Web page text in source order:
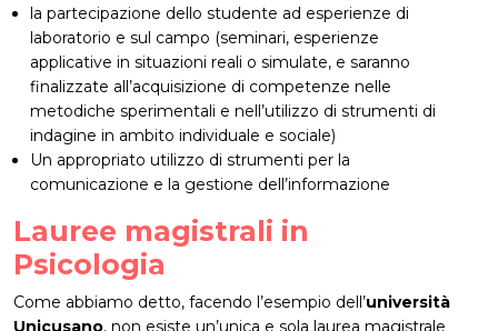
la partecipazione dello studente ad esperienze di
laboratorio e sul campo (seminari, esperienze
applicative in situazioni reali o simulate, e saranno
finalizzate all’acquisizione di competenze nelle
metodiche sperimentali e nell’utilizzo di strumenti di
indagine in ambito individuale e sociale)
Un appropriato utilizzo di strumenti per la
comunicazione e la gestione dell’informazione
Lauree magistrali in
Psicologia
Come abbiamo detto, facendo l’esempio dell’università
Unicusano, non esiste un’unica e sola laurea magistrale